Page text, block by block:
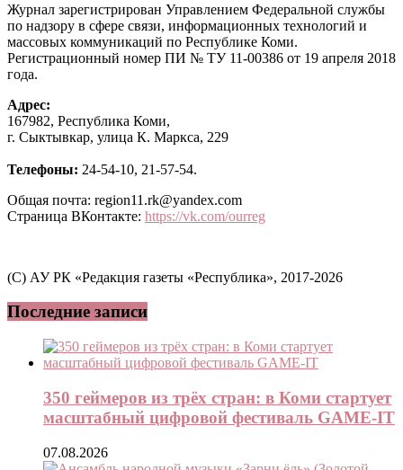
Журнал зарегистрирован Управлением Федеральной службы
по надзору в сфере связи, информационных технологий и
массовых коммуникаций по Республике Коми.
Регистрационный номер ПИ № ТУ 11-00386 от 19 апреля 2018
года.
Адрес:
167982, Республика Коми,
г. Сыктывкар, улица К. Маркса, 229
Телефоны: 24-54-10, 21-57-54.
Общая почта: region11.rk@yandex.com
Страница ВКонтакте: https://vk.com/ourreg
(C) АУ РК «Редакция газеты «Республика», 2017-2026
Последние записи
350 геймеров из трёх стран: в Коми стартует
масштабный цифровой фестиваль GAME-IT
07.08.2026